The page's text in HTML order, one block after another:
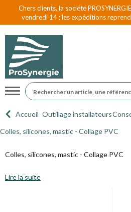
Chers clients, la société
vendredi 14 ; les expéditions
Navigation
Accueil Outillage installateurs
Colles, silicones, mastic - Collage PVC
Colles, silicones, mastic - Collage PVC
Lire la suite